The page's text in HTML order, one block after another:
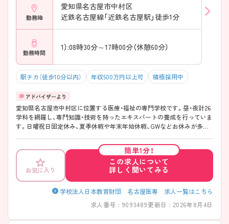
勤務地
愛知県名古屋市中村区
近鉄名古屋線「近鉄名古屋駅」徒歩1分
勤務時間
1）:08時30分～17時00分（休憩60分）
駅チカ（徒歩10分以内） 年収500万円以上可 積極採用中
愛知県名古屋市中村区に位置する医療・福祉の専門学校です。昼・夜計26
学科を網羅し、専門知識・技術を持ったエキスパートの養成を行っていま
す。日曜祝日固定休み、夏季休暇や年末年始休暇、GWなどお休みが多く
とアクセス良好です。教員未経験の方でもやる気さえあればご応募いた
だけます。 ご興味ある方には、面接対策ポイントなど、さらに詳細をお話
しいたしますのでお気軽にご相談ください。
お気に入り
簡単1分！
この求人について
詳しく聞いてみる
学校法人日本教育財団 名古屋医専 求人一覧はこちら
求人番号 : 9093489更新日 : 2026年8月4日